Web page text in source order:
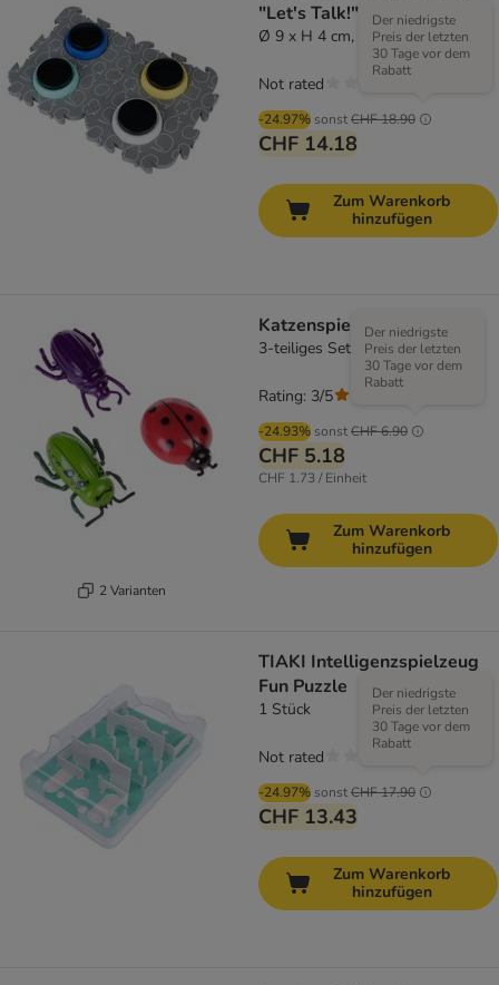
"Let's Talk!"
Ø 9 x H 4 cm, 4 Stück
-24.97% sonstCHF 18.90
Der niedrigste
Preis der letzten
30 Tage vor dem
Rabatt
CHF 14.18
Not rated
Zum Warenkorb
hinzufügen
2 Varianten
Katzenspielzeug Insekt
3-teiliges Set
-24.93% sonstCHF 6.90
Der niedrigste
Preis der letzten
30 Tage vor dem
Rabatt
CHF 5.18
CHF 1.73 / Einheit
Rating: 3/5
Zum Warenkorb
hinzufügen
TIAKI Intelligenzspielzeug
Fun Puzzle
1 Stück
-24.97% sonstCHF 17.90
Der niedrigste
Preis der letzten
30 Tage vor dem
Rabatt
CHF 13.43
Not rated
Zum Warenkorb
hinzufügen